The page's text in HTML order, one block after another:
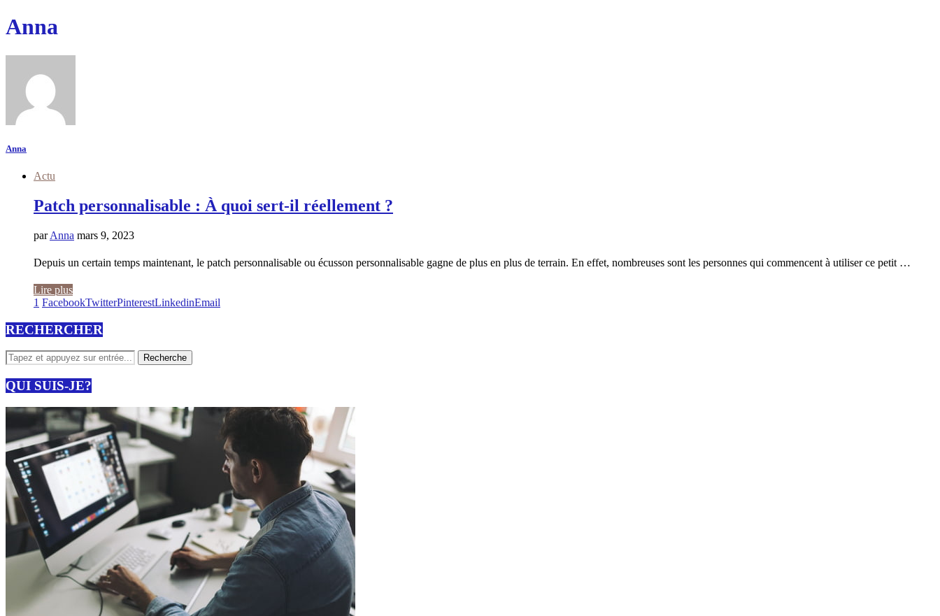
Anna
Anna
Actu
Patch personnalisable : À quoi sert-il réellement ?
parAnna mars 9, 2023
Depuis un certain temps maintenant, le patch personnalisable ou écusson personnalisable gagne de plus en plus de terrain. En effet, nombreuses sont les personnes qui commencent à utiliser ce petit …
Lire plus
1 FacebookTwitterPinterestLinkedinEmail
RECHERCHER
QUI SUIS-JE?